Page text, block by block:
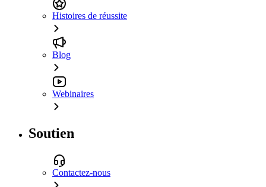
Histoires de réussite
Blog
Webinaires
Soutien
Contactez-nous